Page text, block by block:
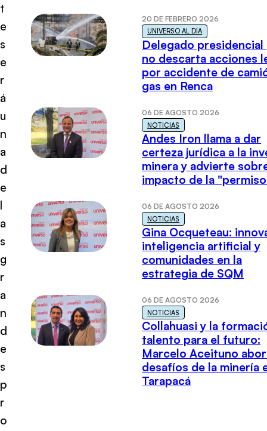
t
e
s
e
r
á
u
n
a
d
e
l
a
s
g
r
a
n
d
e
s
p
r
o
20 DE FEBRERO 2026
UNIVERSO AL DÍA
Delegado presidencial
no descarta acciones
por accidente de
gas en Renca
06 DE AGOSTO 2026
NOTICIAS
Andes Iron llama a dar
certeza jurídica a la
minera y advierte
impacto de la
06 DE AGOSTO 2026
NOTICIAS
Gina Ocqueteau:
inteligencia artificial y
comunidades en la
estrategia de SQM
06 DE AGOSTO 2026
NOTICIAS
Collahuasi y la
talento para el futuro:
Marcelo Aceituno
desafíos de la minería
Tarapacá